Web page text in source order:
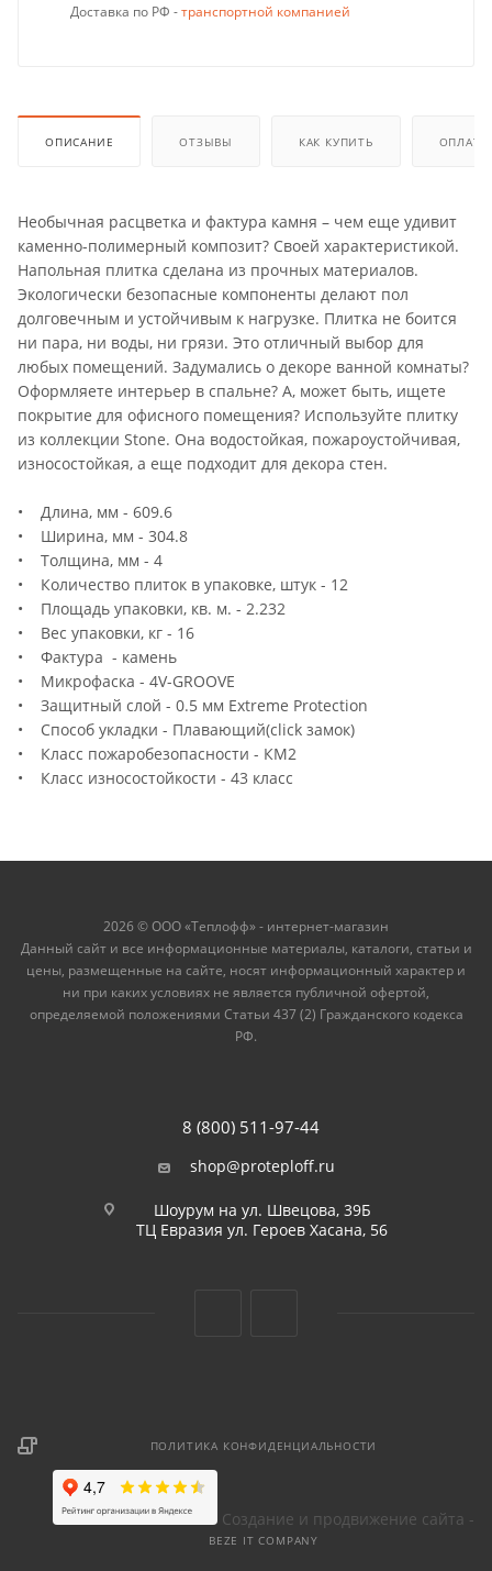
Доставка по РФ -транспортной компанией
ОПИСАНИЕ ОТЗЫВЫ КАК КУПИТЬ ОПЛАТА
Необычная расцветка и фактура камня – чем еще удивит
каменно-полимерный композит? Своей характеристикой.
Напольная плитка сделана из прочных материалов.
Экологически безопасные компоненты делают пол
долговечным и устойчивым к нагрузке. Плитка не боится
ни пара, ни воды, ни грязи. Это отличный выбор для
любых помещений. Задумались о декоре ванной комнаты?
Оформляете интерьер в спальне? А, может быть, ищете
покрытие для офисного помещения? Используйте плитку
из коллекции Stone. Она водостойкая, пожароустойчивая,
износостойкая, а еще подходит для декора стен.
• Длина, мм - 609.6
• Ширина, мм - 304.8
• Толщина, мм - 4
• Количество плиток в упаковке, штук - 12
• Площадь упаковки, кв. м. - 2.232
• Вес упаковки, кг - 16
• Фактура - камень
• Микрофаска - 4V-GROOVE
• Защитный слой - 0.5 мм Extreme Protection
• Способ укладки - Плавающий(click замок)
• Класс пожаробезопасности - КМ2
• Класс износостойкости - 43 класс
2026 © ООО «Теплофф» - интернет-магазин
Данный сайт и все информационные материалы, каталоги, статьи и
цены, размещенные на сайте, носят информационный характер и
ни при каких условиях не является публичной офертой,
определяемой положениями Статьи 437 (2) Гражданского кодекса
РФ.
8 (800) 511-97-44
shop@proteploff.ru
Шоурум на ул. Швецова, 39Б
ТЦ Евразия ул. Героев Хасана, 56
ПОЛИТИКА КОНФИДЕНЦИАЛЬНОСТИ
Создание и продвижение сайта -
BEZE IT COMPANY